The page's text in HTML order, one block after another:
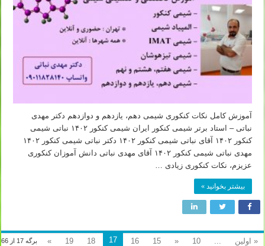
آموزش کامل نکات کنکوری شیمی دهم، یازدهم و دوازدهم دکتر مهدی
نباتی – استاد برتر شیمی کنکور ایران شیمی کنکور ۱۴۰۲ نباتی شیمی
کنکور ۱۴۰۲ آقای نباتی شیمی کنکور ۱۴۰۲ دکتر نباتی شیمی کنکور ۱۴۰۲
مهدی نباتی شیمی کنکور ۱۴۰۲ آقای مهدی نباتی دانش آموزان کنکوری
عزیزم، نکات کنکوری زیادی …
بیشتر بخوانید »
برگه 17 از 66 « اولین 10
«
15
16
17
18
19
»